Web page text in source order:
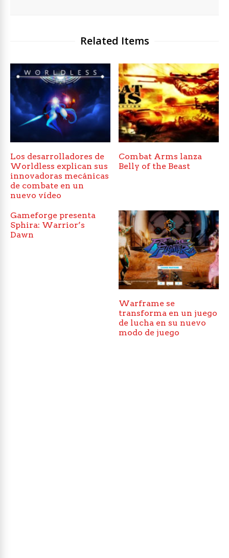
Related Items
Los desarrolladores de
Worldless explican sus
innovadoras mecánicas
de combate en un
nuevo vídeo
Combat Arms lanza
Belly of the Beast
Gameforge presenta
Sphira: Warrior’s
Dawn
Warframe se
transforma en un juego
de lucha en su nuevo
modo de juego